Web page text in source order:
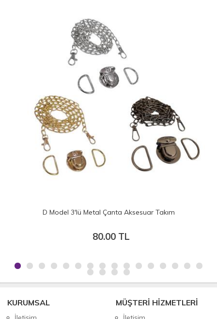
D Model 3'lü Metal Çanta Aksesuar Takım
80.00 TL
KURUMSAL MÜŞTERİ HİZMETLERİ